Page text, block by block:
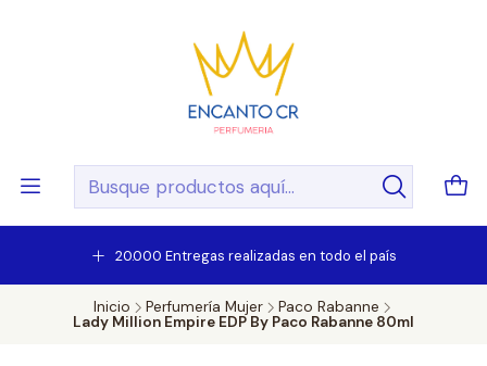
20.000 Entregas realizadas en todo el país
Inicio Perfumería Mujer
Paco Rabanne
Lady Million Empire EDP By Paco Rabanne 80ml